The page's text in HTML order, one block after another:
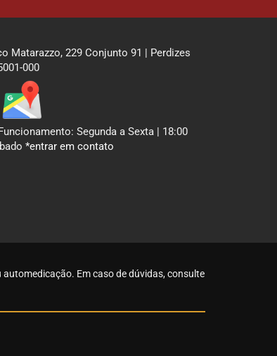
Matarazzo, 229 Conjunto 91 | Perdizes
000
Segunda a Sexta | 18:00
*entrar em contato
Em caso de dúvidas,consulte